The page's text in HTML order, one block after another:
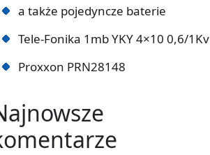
a także pojedyncze baterie
Tele-Fonika 1mb YKY 4×10 0,6/1Kv
Proxxon PRN28148